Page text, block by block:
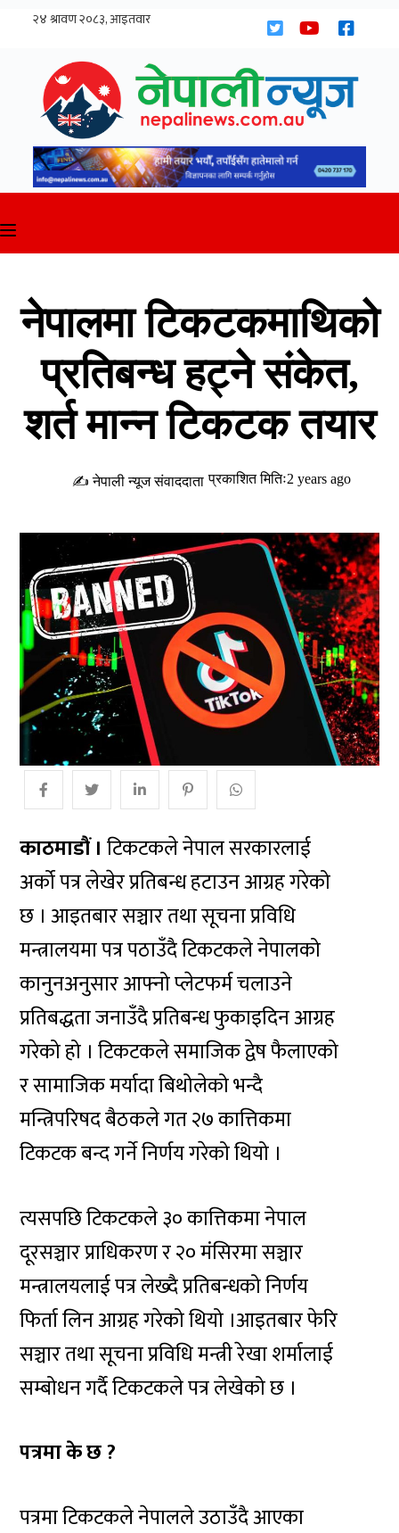
नेपालमा टिकटकमाथिको
प्रतिबन्ध हट्ने संकेत,
शर्त मान्न टिकटक तयार
✍ नेपाली न्यूज संवाददाता प्रकाशित मितिः2 years ago
काठमाडौं । टिकटकले नेपाल सरकारलाई
अर्को पत्र लेखेर प्रतिबन्ध हटाउन आग्रह गरेको
छ । आइतबार सञ्चार तथा सूचना प्रविधि
मन्त्रालयमा पत्र पठाउँदै टिकटकले नेपालको
कानुनअनुसार आफ्नो प्लेटफर्म चलाउने
प्रतिबद्धता जनाउँदै प्रतिबन्ध फुकाइदिन आग्रह
गरेको हो । टिकटकले समाजिक द्वेष फैलाएको
र सामाजिक मर्यादा बिथोलेको भन्दै
मन्त्रिपरिषद बैठकले गत २७ कात्तिकमा
टिकटक बन्द गर्ने निर्णय गरेको थियो ।
त्यसपछि टिकटकले ३० कात्तिकमा नेपाल
दूरसञ्चार प्राधिकरण र २० मंसिरमा सञ्चार
मन्त्रालयलाई पत्र लेख्दै प्रतिबन्धको निर्णय
फिर्ता लिन आग्रह गरेको थियो ।आइतबार फेरि
सञ्चार तथा सूचना प्रविधि मन्त्री रेखा शर्मालाई
सम्बोधन गर्दै टिकटकले पत्र लेखेको छ ।
पत्रमा के छ ?
पत्रमा टिकटकले नेपालले उठाउँदै आएका